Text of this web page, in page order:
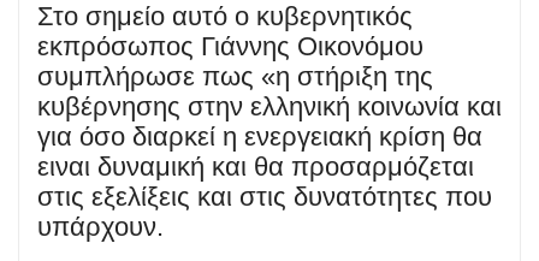
Στο σημείο αυτό ο κυβερνητικός
εκπρόσωπος Γιάννης Οικονόμου
συμπλήρωσε πως «η στήριξη της
κυβέρνησης στην ελληνική κοινωνία και
για όσο διαρκεί η ενεργειακή κρίση θα
ειναι δυναμική και θα προσαρμόζεται
στις εξελίξεις και στις δυνατότητες που
υπάρχουν.